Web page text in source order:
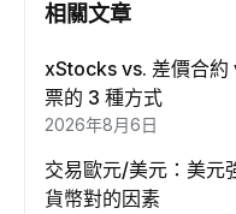
相關文章
xStocks vs. 差價合約
票的 3 種方式
2026年8月6日
交易歐元/美元：美元
貨幣對的因素